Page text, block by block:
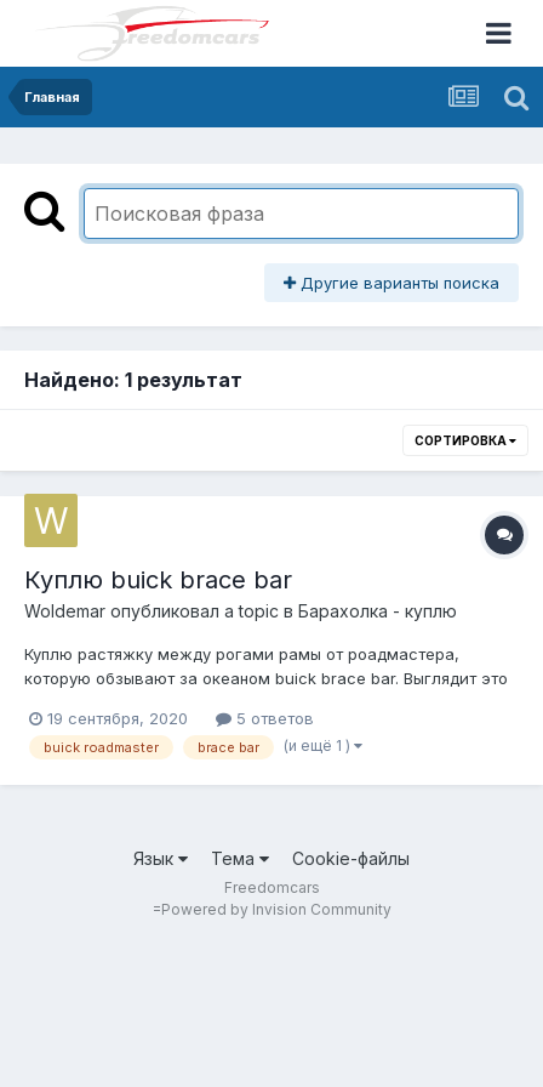
Главная
Другие варианты поиска
Найдено: 1 результат
СОРТИРОВКА
Куплю buick brace bar
Woldemar опубликовал a topic в Барахолка - куплю
Куплю растяжку между рогами рамы от роадмастера,
которую обзывают за океаном buick brace bar. Выглядит это
q=buick+brace+bar&oq=bui&aqs=chrome.0.69i59j69i57j0l3.1532j
0j7&client=ms-android-xiaomi-rvo2&sourceid=chrome-
19 сентября, 2020 5 ответов
buick roadmaster brace bar (и ещё 1 )
Язык Тема Cookie-файлы
Freedomcars
=Powered by Invision Community